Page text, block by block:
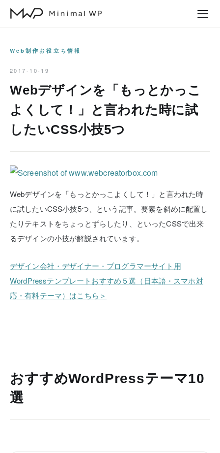
Web制作お役立ち情報
2017-10-19
Webデザインを「もっとかっこ
よくして！」と言われた時に試
したいCSS小技5つ
Webデザインを「もっとかっこよくして！」と言われた時
に試したいCSS小技5つ、という記事。要素を斜めに配置し
たりテキストをちょっとずらしたり、といったCSSで出来
るデザインの小技が解説されています。
デザイン会社・デザイナー・プログラマーサイト用
WordPressテンプレートおすすめ５選（日本語・スマホ対
応・有料テーマ）はこちら＞
おすすめWordPressテーマ10
選